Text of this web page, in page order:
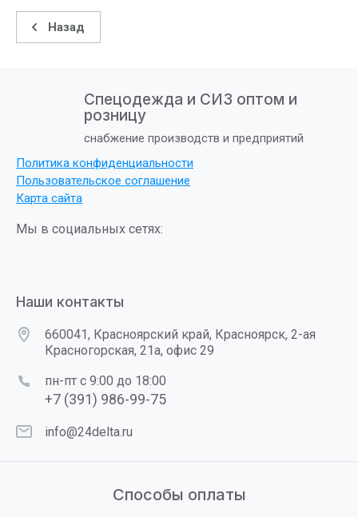
Назад
Спецодежда и СИЗ оптом и
розницу
снабжение производств и предприятий
Политика конфиденциальности
Пользовательское соглашение
Карта сайта
Мы в социальных сетях:
Наши контакты
660041, Красноярский край, Красноярск, 2-ая
Красногорская, 21а, офис 29
пн-пт с 9:00 до 18:00
+7 (391) 986-99-75
info@24delta.ru
Способы оплаты